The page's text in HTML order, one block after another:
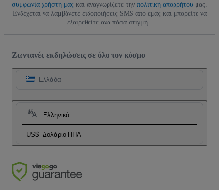
συμφωνία χρήστη μας και αναγνωρίζετε την πολιτική απορρήτου μας.
Ενδέχεται να λαμβάνετε ειδοποιήσεις SMS από εμάς και μπορείτε να
εξαιρεθείτε ανά πάσα στιγμή.
Ζωντανές εκδηλώσεις σε όλο τον κόσμο
Ελλάδα
Ελληνικά
US$ Δολάριο ΗΠΑ